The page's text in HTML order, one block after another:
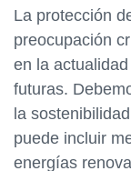
La protección
preocupación
en la
futuras.
la
puede incluir
energías